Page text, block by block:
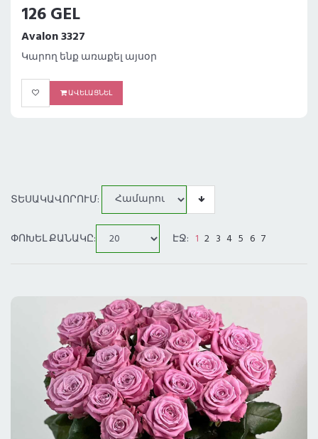
85.8 GEL
Փունջ
Avalon 32925
ԱՎԵԼԱՑՆԵԼ
ՏԵՍԱԿԱՎՈՐՈՒՄ:
ՓՈԽԵԼ ՔԱՆԱԿԸ: ԷՋ: 1 2 3 4 5 6 7